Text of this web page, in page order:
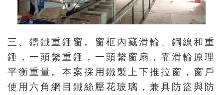
三、鑄鐵重錘窗。窗框內藏滑輪、鋼線和重
錘，一頭繫重錘，一頭繫窗扇，靠滑輪原理
平衡重量。本案採用鐵製上下推拉窗，窗戶
使用六角網目鐵絲壓花玻璃，兼具防盜與防